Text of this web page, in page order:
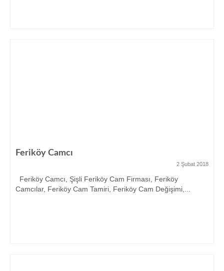
Feriköy Camcı
2 Şubat 2018
Feriköy Camcı, Şişli Feriköy Cam Firması, Feriköy
Camcılar, Feriköy Cam Tamiri, Feriköy Cam Değişimi,...